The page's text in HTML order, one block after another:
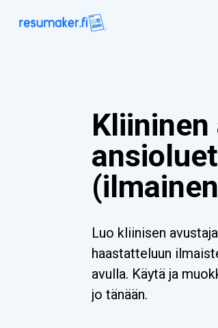
Luo kliinisen
haastatteluun
avulla. Käytä ja
jo tänään.